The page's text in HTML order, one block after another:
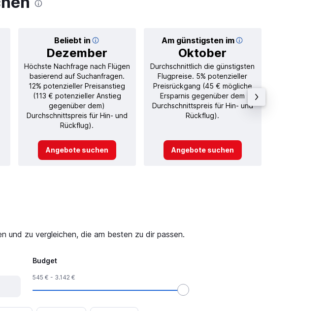
Beliebt in
Dezember
Am günstigsten im
Oktober
Höchste Nachfrage nach Flügen
basierend auf Suchanfragen.
12% potenzieller Preisanstieg
(113 € potenzieller Anstieg
gegenüber dem)
Durchschnittspreis für Hin- und
Rückflug).
Angebote suchen
Durchschnittlich die günstigsten
Flugpreise. 5% potenzieller
Preisrückgang (45 € mögliche
Ersparnis gegenüber dem
Durchschnittspreis für Hin- und
Rückflug).
Angebote suchen
und zu vergleichen, die am besten zu dir passen.
Budget
545 € - 3.142 €